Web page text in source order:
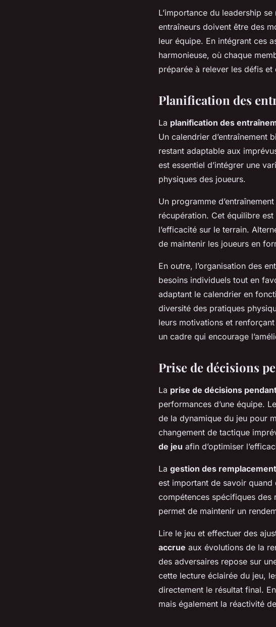
L’importance du leadership
entraîneurs doivent être des
leur équipe. En intégrant ces
harmonieuse, où chaque
préparée à relever les défis
Planification des
La planification des
Un calendrier d’entraînement
restant adaptable aux
est essentiel d’intégrer une
physiques des joueurs.
Un programme
récupération. Cet équilibre
l’efficacité sur le terrain.
de maintenir les joueurs en
En outre, l’organisation des
besoins individuels tout en
adaptant le calendrier en
diversité des pratiques
leurs motivations et
un cadre qui encourage
Prise de décisions
La prise de décisions
performances d’une équipe.
de la dynamique du jeu pour
changement de tactique
de jeu afin d’optimiser
La gestion des
est important de savoir
compétences spécifiques des
permet de maintenir un
Lire le jeu et effectuer des
accrue aux évolutions de la
des adversaires repose sur
cette lecture éclairée du jeu,
directement le résultat final.
mais également la réactivité